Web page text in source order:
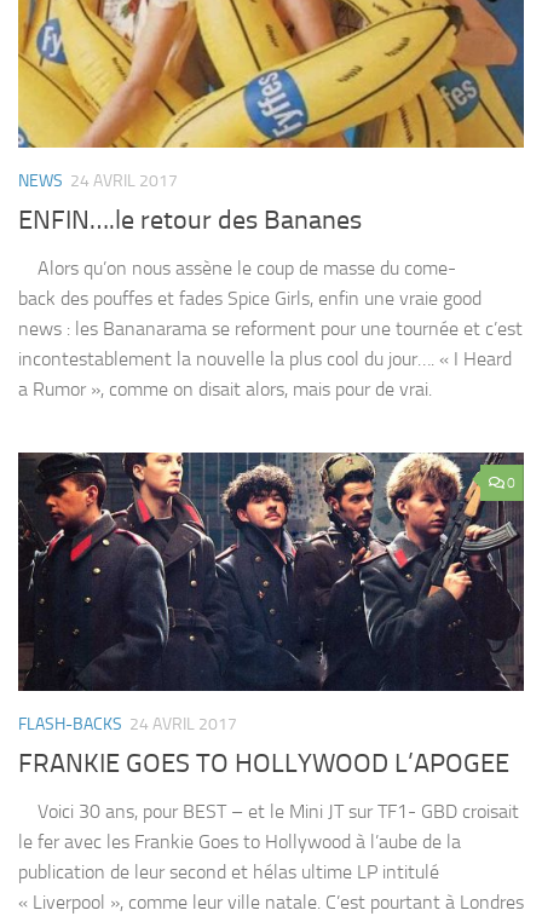
NEWS 24 AVRIL 2017
ENFIN….le retour des Bananes
Alors qu’on nous assène le coup de masse du come-
back des pouffes et fades Spice Girls, enfin une vraie good
news : les Bananarama se reforment pour une tournée et c’est
incontestablement la nouvelle la plus cool du jour…. « I Heard
a Rumor », comme on disait alors, mais pour de vrai.
0
FLASH-BACKS 24 AVRIL 2017
FRANKIE GOES TO HOLLYWOOD L’APOGEE
Voici 30 ans, pour BEST – et le Mini JT sur TF1- GBD croisait
le fer avec les Frankie Goes to Hollywood à l’aube de la
publication de leur second et hélas ultime LP intitulé
« Liverpool », comme leur ville natale. C’est pourtant à Londres